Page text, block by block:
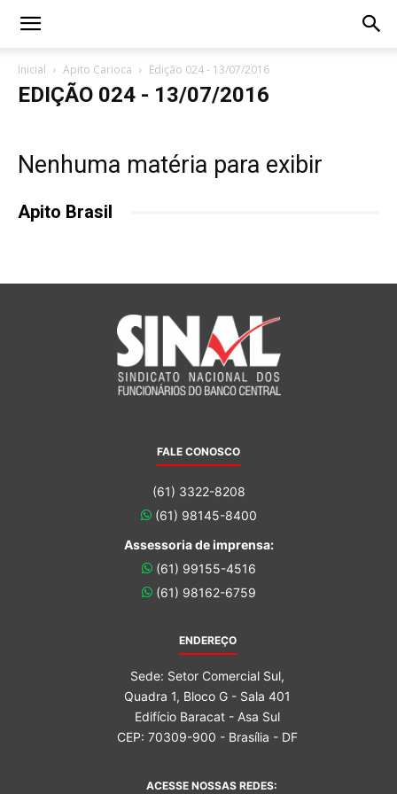
Inicial Apito Carioca Edição 024 - 13/07/2016
EDIÇÃO 024 - 13/07/2016
Nenhuma matéria para exibir
Apito Brasil
FALE CONOSCO
(61) 3322-8208
(61) 98145-8400
Assessoria de imprensa:
(61) 99155-4516
(61) 98162-6759
ENDEREÇO
Sede: Setor Comercial Sul,
Quadra 1, Bloco G - Sala 401
Edifício Baracat - Asa Sul
CEP: 70309-900 - Brasília - DF
ACESSE NOSSAS REDES: